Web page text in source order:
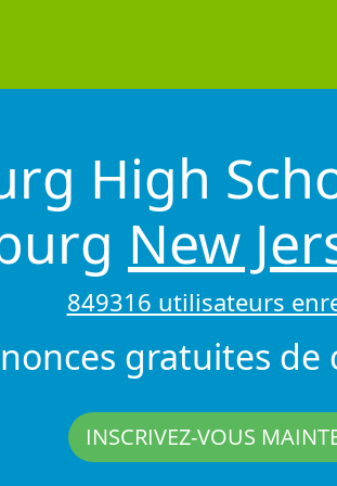
High
New
849316 utilisateurs
gratuites de
INSCRIVEZ-VOUS